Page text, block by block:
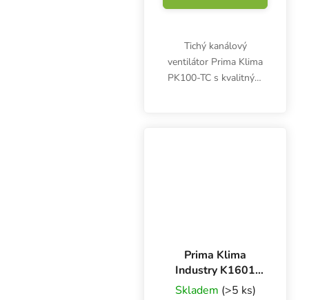
Tichý kanálový
ventilátor Prima Klima
PK100-TC s kvalitným
Prima Klima
Industry K1601
420 m3/h, 100
Skladem (>5 ks)